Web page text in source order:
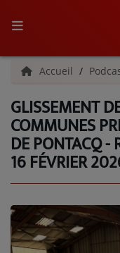
ACCUEIL
RADIO
QUI SOMMES-NOUS ?
L'ÉQUIPE
C'ÉTAIT QUOI CE TITRE ?
Accueil
GLISSEMENT
COMMUNES
DE PONTACQ -
16 FÉVRIER